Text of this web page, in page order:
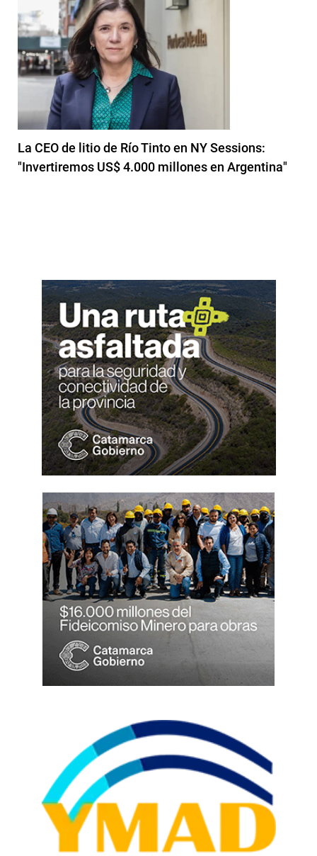
La CEO de litio de Río Tinto en NY Sessions:
"Invertiremos US$ 4.000 millones en Argentina"